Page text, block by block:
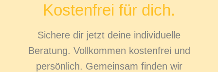
Kostenfrei für dich.
Sichere dir jetzt deine individuelle
Beratung. Vollkommen kostenfrei und
persönlich. Gemeinsam finden wir